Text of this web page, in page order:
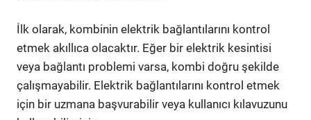
İlk olarak, kombinin elektrik bağlantılarını kontrol
etmek akıllıca olacaktır. Eğer bir elektrik kesintisi
veya bağlantı problemi varsa, kombi doğru şekilde
çalışmayabilir. Elektrik bağlantılarını kontrol etmek
için bir uzmana başvurabilir veya kullanıcı kılavuzunu